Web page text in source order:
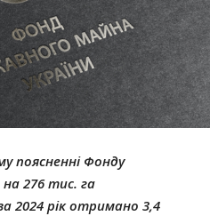
поясненні Фонду
276 тис. га
2024 рік отримано 3,4